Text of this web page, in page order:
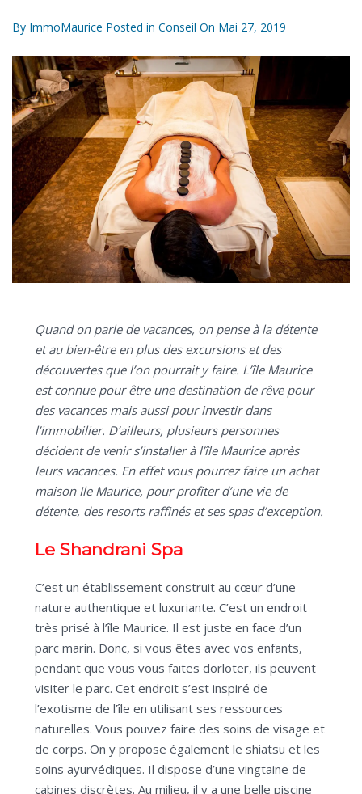
By ImmoMaurice Posted in Conseil On Mai 27, 2019
Quand on parle de vacances, on pense à la détente
et au bien-être en plus des excursions et des
découvertes que l’on pourrait y faire. L’île Maurice
est connue pour être une destination de rêve pour
des vacances mais aussi pour investir dans
l’immobilier. D’ailleurs, plusieurs personnes
décident de venir s’installer à l’île Maurice après
leurs vacances. En effet vous pourrez faire un achat
maison Ile Maurice, pour profiter d’une vie de
détente, des resorts raffinés et ses spas d’exception.
Le Shandrani Spa
C’est un établissement construit au cœur d’une
nature authentique et luxuriante. C’est un endroit
très prisé à l’île Maurice. Il est juste en face d’un
parc marin. Donc, si vous êtes avec vos enfants,
pendant que vous vous faites dorloter, ils peuvent
visiter le parc. Cet endroit s’est inspiré de
l’exotisme de l’île en utilisant ses ressources
naturelles. Vous pouvez faire des soins de visage et
de corps. On y propose également le shiatsu et les
soins ayurvédiques. Il dispose d’une vingtaine de
cabines discrètes. Au milieu, il y a une belle piscine